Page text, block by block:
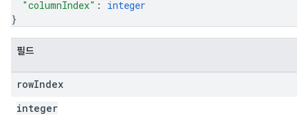
"columnIndex" : integer
}
필드
rowIndex
integer